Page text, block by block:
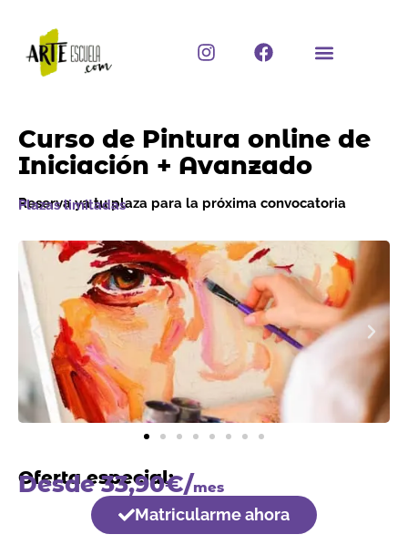
contenido
I
n
g
r
a
m
F
a
o
o
k
Curso de Pintura online de
Iniciación + Avanzado
Reserva ya tu plaza para la próxima convocatoria
Plazas limitadas
Oferta especial:
Desde 33,90€/mes
Matricularme ahora